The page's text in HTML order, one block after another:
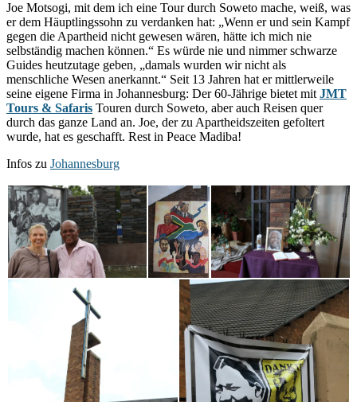
Joe Motsogi, mit dem ich eine Tour durch Soweto mache, weiß, was
er dem Häuptlingssohn zu verdanken hat: „Wenn er und sein Kampf
gegen die Apartheid nicht gewesen wären, hätte ich mich nie
selbständig machen können.“ Es würde nie und nimmer schwarze
Guides heutzutage geben, „damals wurden wir nicht als
menschliche Wesen anerkannt.“ Seit 13 Jahren hat er mittlerweile
seine eigene Firma in Johannesburg: Der 60-Jährige bietet mit JMT
Tours & Safaris Touren durch Soweto, aber auch Reisen quer
durch das ganze Land an. Joe, der zu Apartheidszeiten gefoltert
wurde, hat es geschafft. Rest in Peace Madiba!
Infos zu Johannesburg